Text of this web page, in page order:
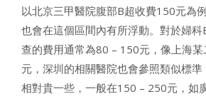
以北京三甲醫院腹部B超收費150元為
也會在這個區間內有所浮動。對於婦
查的費用通常為80 – 150元，像上海
元，深圳的相關醫院也會參照類似標
相對貴一些，一般在150 – 250元，如